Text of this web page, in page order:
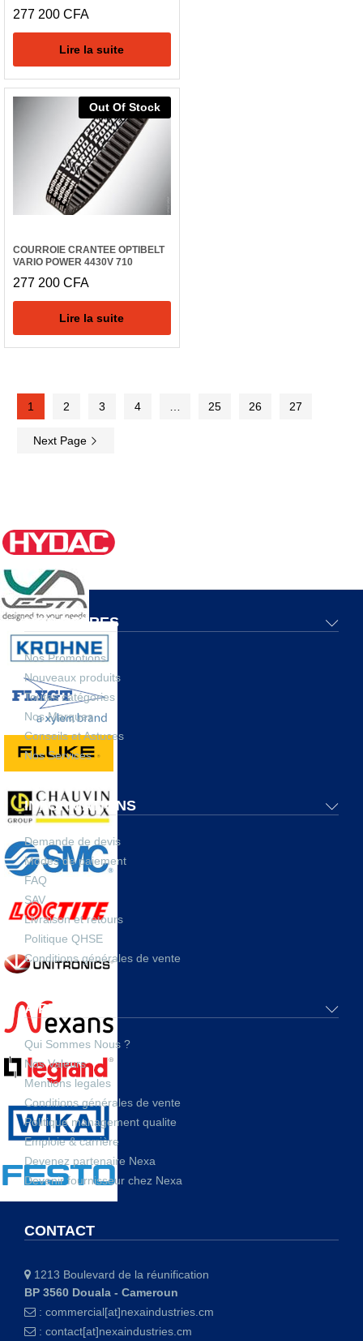
277 200 CFA
Lire la suite
Out Of Stock
COURROIE CRANTEE OPTIBELT
VARIO POWER 4430V 710
277 200 CFA
Lire la suite
1 2 3 4 25 26 27
Next Page
NOS OFFRES
Nos Promotions
Nouveaux produits
Toutes catégories
Nos Marques
Conseils et Astuces
Nos Services
INFORMATIONS
Demande de devis
Modes de paiement
FAQ
SAV
Livraison et retours
Politique QHSE
Conditions générales de vente
A PROPOS
Qui Sommes Nous ?
Nos Valeurs
Mentions legales
Conditions générales de vente
Politique management qualite
Emploie & carrière
Devenez partenaire Nexa
Devenir fournisseur chez Nexa
CONTACT
1213 Boulevard de la réunification
BP 3560 Douala - Cameroun
: commercial[at]nexaindustries.cm
: contact[at]nexaindustries.cm